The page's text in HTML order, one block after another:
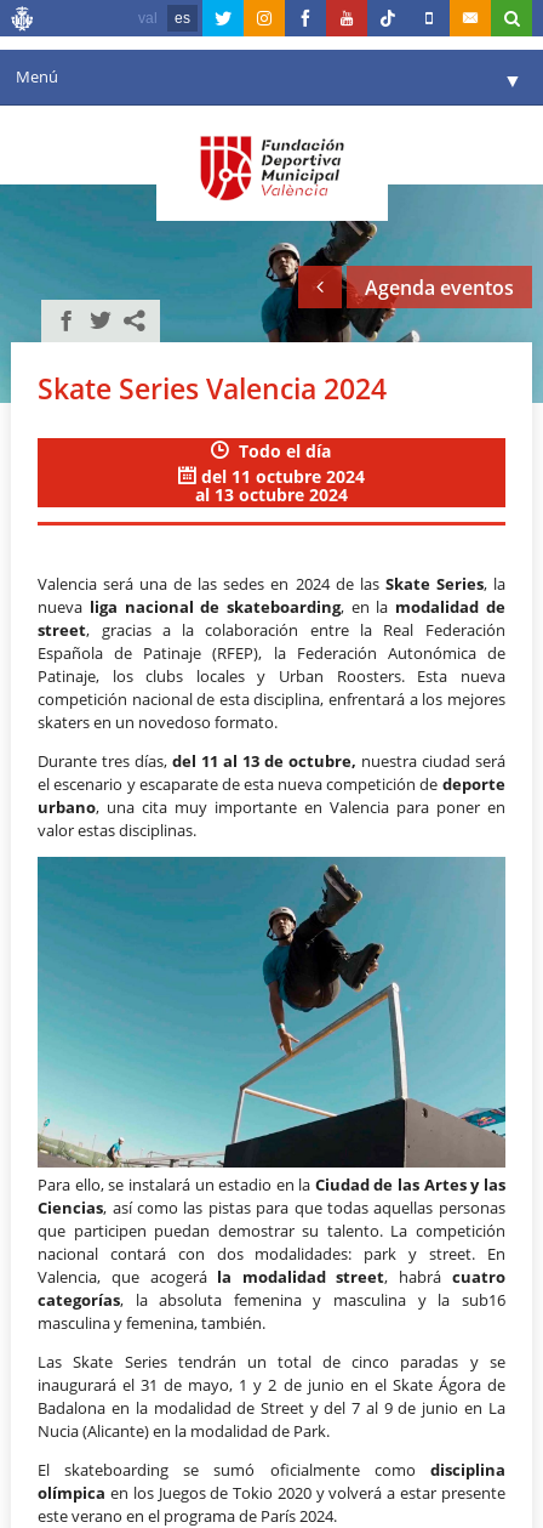
val es
Menú ▼
Agenda
Instalaciones
▼
Valencia en deporte
Portal de Transparencia
Agenda eventos
Skate Series Valencia 2024
Todo el día
del 11 octubre 2024
al 13 octubre 2024
Valencia será una de las sedes en 2024 de las Skate Series, la
nueva liga nacional de skateboarding, en la modalidad de
street, gracias a la colaboración entre la Real Federación
Española de Patinaje (RFEP), la Federación Autonómica de
Patinaje, los clubs locales y Urban Roosters. Esta nueva
competición nacional de esta disciplina, enfrentará a los mejores
skaters en un novedoso formato.
Durante tres días, del 11 al 13 de octubre, nuestra ciudad será
el escenario y escaparate de esta nueva competición de deporte
urbano, una cita muy importante en Valencia para poner en
valor estas disciplinas.
Para ello, se instalará un estadio en la Ciudad de las Artes y las
Ciencias, así como las pistas para que todas aquellas personas
que participen puedan demostrar su talento. La competición
nacional contará con dos modalidades: park y street. En
Valencia, que acogerá la modalidad street, habrá cuatro
categorías, la absoluta femenina y masculina y la sub16
masculina y femenina, también.
Las Skate Series tendrán un total de cinco paradas y se
inaugurará el 31 de mayo, 1 y 2 de junio en el Skate Ágora de
Badalona en la modalidad de Street y del 7 al 9 de junio en La
Nucia (Alicante) en la modalidad de Park.
El skateboarding se sumó oficialmente como disciplina
olímpica en los Juegos de Tokio 2020 y volverá a estar presente
este verano en el programa de París 2024.